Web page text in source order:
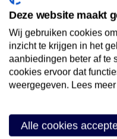
Deze website maakt
Wij gebruiken cookies
inzicht te krijgen in het
aanbiedingen beter af te
cookies ervoor dat
weergegeven. Lees
Alle cookies